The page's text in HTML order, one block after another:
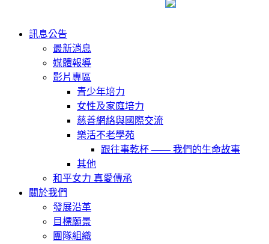
訊息公告
最新消息
媒體報導
影片專區
青少年培力
女性及家庭培力
慈善網絡與國際交流
樂活不老學苑
跟往事乾杯 —— 我們的生命故事
其他
和平女力 真愛傳承
關於我們
發展沿革
目標願景
團隊組織